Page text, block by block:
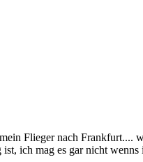
Flieger nach
ich mag es gar nicht